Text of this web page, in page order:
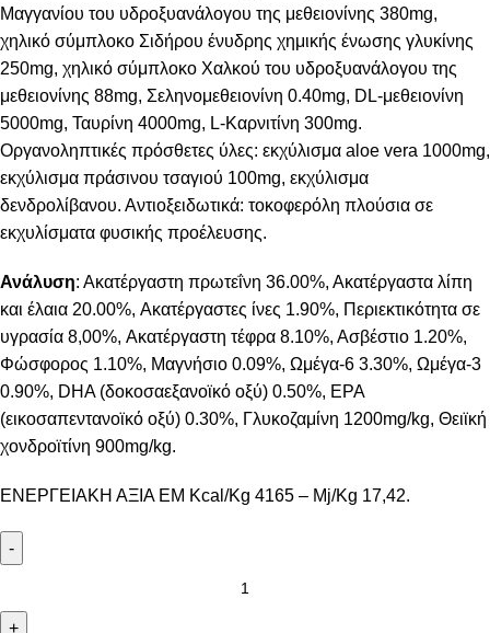
Μαγγανίου του υδροξυανάλογου της μεθειονίνης 380mg,
χηλικό σύμπλοκο Σιδήρου ένυδρης χημικής ένωσης γλυκίνης
250mg, χηλικό σύμπλοκο Χαλκού του υδροξυανάλογου της
μεθειονίνης 88mg, Σεληνομεθειονίνη 0.40mg, DL-μεθειονίνη
5000mg, Ταυρίνη 4000mg, L-Καρνιτίνη 300mg.
Οργανοληπτικές πρόσθετες ύλες: εκχύλισμα aloe vera 1000mg,
εκχύλισμα πράσινου τσαγιού 100mg, εκχύλισμα
δενδρολίβανου. Αντιοξειδωτικά: τοκοφερόλη πλούσια σε
εκχυλίσματα φυσικής προέλευσης.
Ανάλυση: Ακατέργαστη πρωτεΐνη 36.00%, Ακατέργαστα λίπη
και έλαια 20.00%, Aκατέργαστες ίνες 1.90%, Περιεκτικότητα σε
υγρασία 8,00%, Aκατέργαστη τέφρα 8.10%, Ασβέστιο 1.20%,
Φώσφορος 1.10%, Μαγνήσιο 0.09%, Ωμέγα-6 3.30%, Ωμέγα-3
0.90%, DHA (δοκοσαεξανοϊκό οξύ) 0.50%, EPA
(εικοσαπεντανοϊκό οξύ) 0.30%, Γλυκοζαμίνη 1200mg/kg, Θειϊκή
χονδροϊτίνη 900mg/kg.
ΕΝΕΡΓΕΙΑΚΗ ΑΞΙΑ EM Kcal/Kg 4165 – Mj/Kg 17,42.